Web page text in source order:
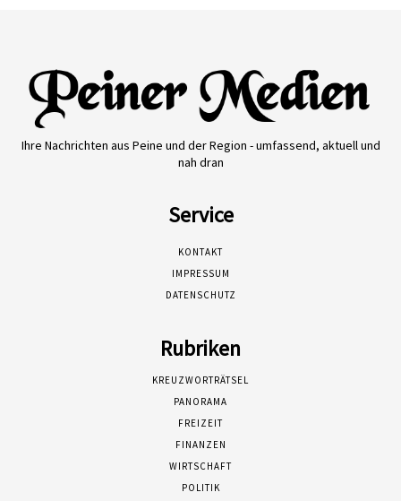
Ihre Nachrichten aus Peine und der Region - umfassend, aktuell und
nah dran
Service
KONTAKT
IMPRESSUM
DATENSCHUTZ
Rubriken
KREUZWORTRÄTSEL
PANORAMA
FREIZEIT
FINANZEN
WIRTSCHAFT
POLITIK